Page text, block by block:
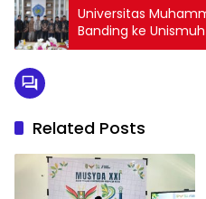
Universitas
Banding ke
Pengelolaan
Related Posts